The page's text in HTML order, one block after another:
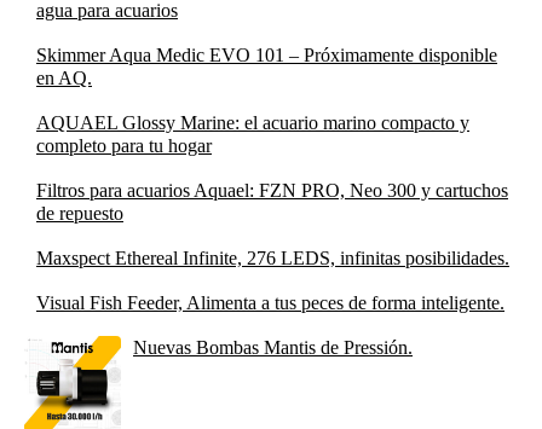
agua para acuarios
Skimmer Aqua Medic EVO 101 – Próximamente disponible
en AQ.
AQUAEL Glossy Marine: el acuario marino compacto y
completo para tu hogar
Filtros para acuarios Aquael: FZN PRO, Neo 300 y cartuchos
de repuesto
Maxspect Ethereal Infinite, 276 LEDS, infinitas posibilidades.
Visual Fish Feeder, Alimenta a tus peces de forma inteligente.
Nuevas Bombas Mantis de Pressión.